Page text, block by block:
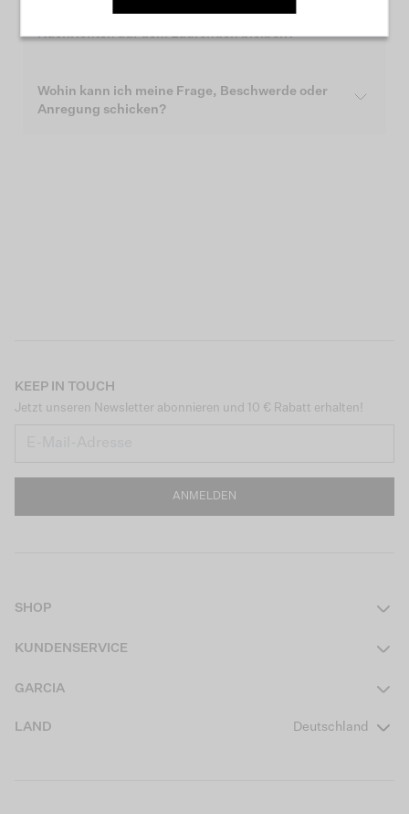
Wie kann ich über die neuesten Garcia-
Nachrichten auf dem Laufenden bleiben?
Wohin kann ich meine Frage, Beschwerde oder
Anregung schicken?
KEEP IN TOUCH
Jetzt unseren Newsletter abonnieren und 10 € Rabatt erhalten!
ANMELDEN
SHOP
Jungen Teens
KUNDENSERVICE
GARCIA
LAND Deutschland